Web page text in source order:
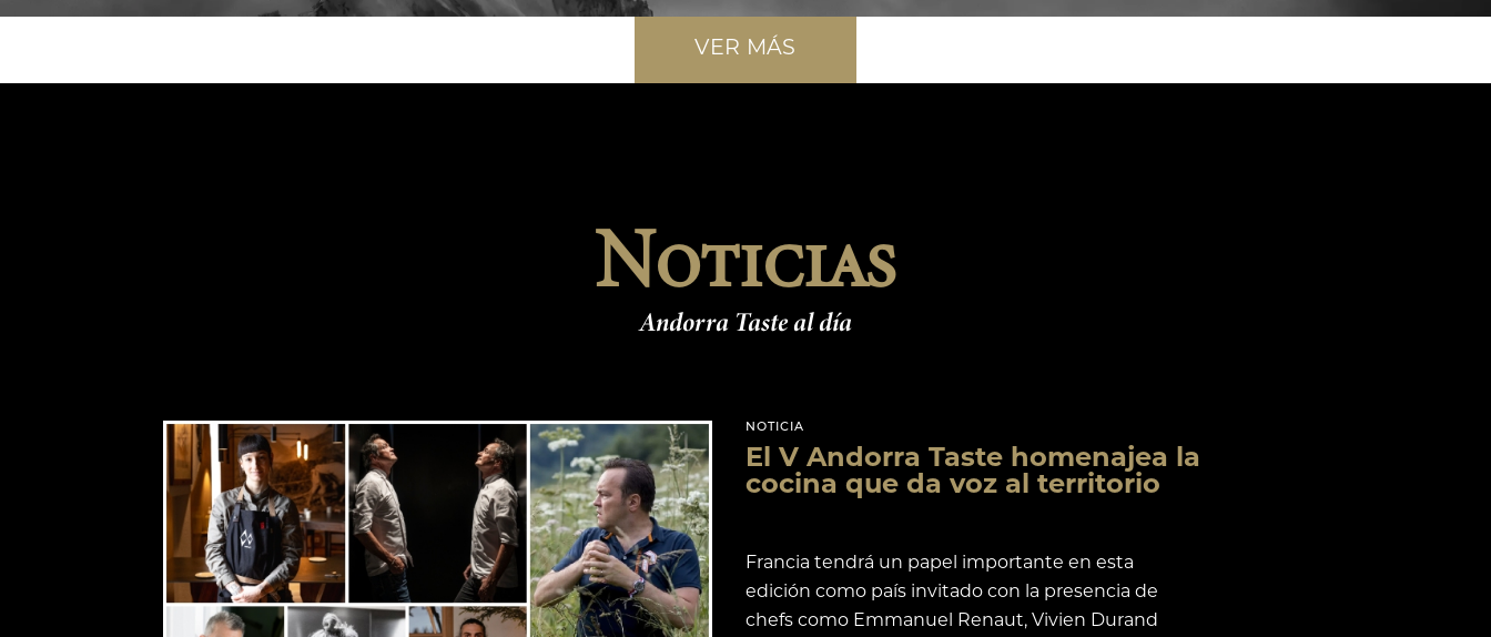
VER MÁS
Noticias
Andorra Taste al día
NOTICIA
El V Andorra Taste homenajea la
cocina que da voz al territorio
Francia tendrá un papel importante en esta
edición como país invitado con la presencia de
chefs como Emmanuel Renaut, Vivien Durand